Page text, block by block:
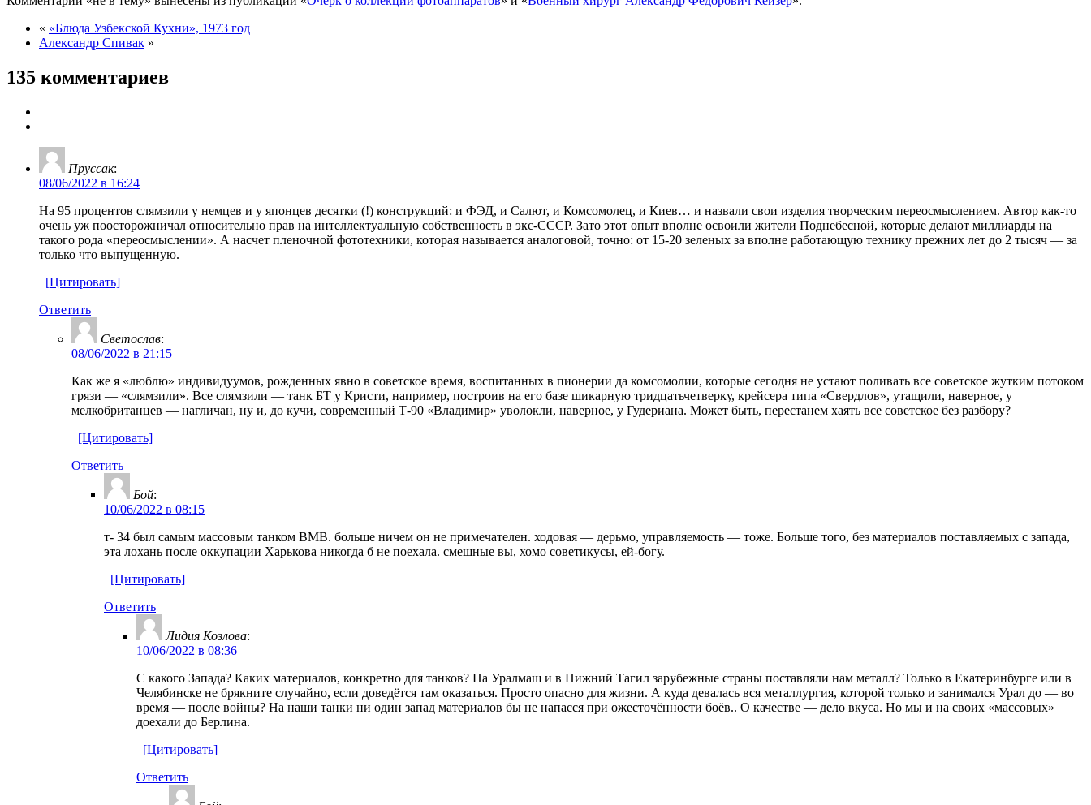
« «Блюда Узбекской Кухни», 1973 год
Александр Спивак »
135 комментариев
Пруссак:
08/06/2022 в 16:24
На 95 процентов слямзили у немцев и у японцев десятки (!) конструкций: и ФЭД, и Салют, и Комсомолец, и Киев… и назвали свои изделия творческим переосмыслением. Автор как-то
очень уж поосторожничал относительно прав на интеллектуальную собственность в экс-СССР. Зато этот опыт вполне освоили жители Поднебесной, которые делают миллиарды на
такого рода «переосмыслении». А насчет пленочной фототехники, которая называется аналоговой, точно: от 15-20 зеленых за вполне работающую технику прежних лет до 2 тысяч — за
только что выпущенную.
[Цитировать]
Ответить
Светослав:
08/06/2022 в 21:15
Как же я «люблю» индивидуумов, рожденных явно в советское время, воспитанных в пионерии да комсомолии, которые сегодня не устают поливать все советское жутким потоком
грязи — «слямзили». Все слямзили — танк БТ у Кристи, например, построив на его базе шикарную тридцатьчетверку, крейсера типа «Свердлов», утащили, наверное, у
мелкобританцев — нагличан, ну и, до кучи, современный Т-90 «Владимир» уволокли, наверное, у Гудериана. Может быть, перестанем хаять все советское без разбору?
[Цитировать]
Ответить
Бой:
10/06/2022 в 08:15
т- 34 был самым массовым танком ВМВ. больше ничем он не примечателен. ходовая — дерьмо, управляемость — тоже. Больше того, без материалов поставляемых с запада,
эта лохань после оккупации Харькова никогда б не поехала. смешные вы, хомо советикусы, ей-богу.
[Цитировать]
Ответить
Лидия Козлова:
10/06/2022 в 08:36
С какого Запада? Каких материалов, конкретно для танков? На Уралмаш и в Нижний Тагил зарубежные страны поставляли нам металл? Только в Екатеринбурге или в
Челябинске не брякните случайно, если доведётся там оказаться. Просто опасно для жизни. А куда девалась вся металлургия, которой только и занимался Урал до — во
время — после войны? На наши танки ни один запад материалов бы не напасся при ожесточённости боёв.. О качестве — дело вкуса. Но мы и на своих «массовых»
доехали до Берлина.
[Цитировать]
Ответить